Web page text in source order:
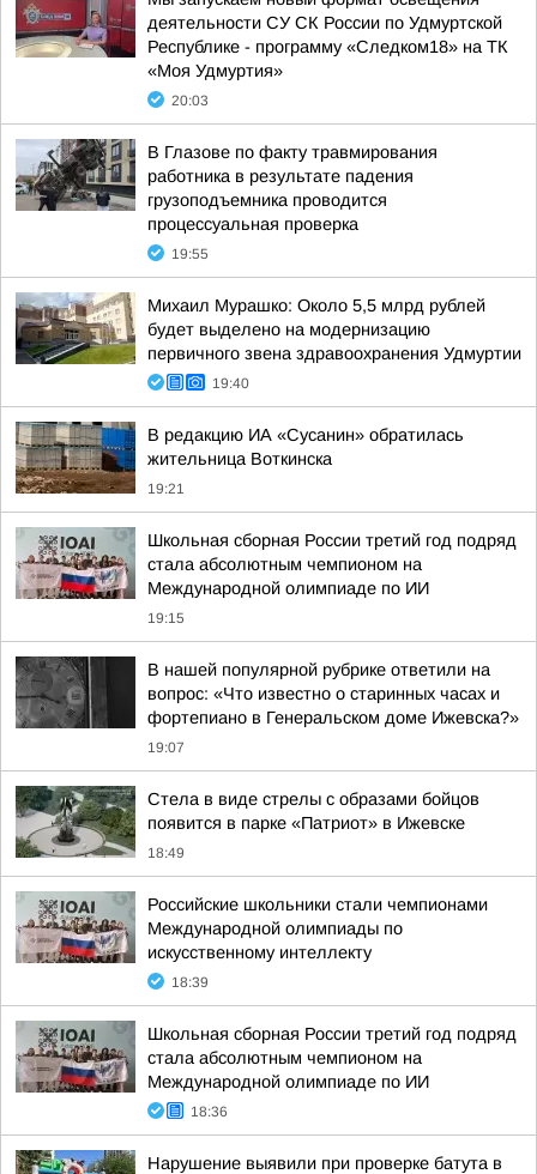
деятельности СУ СК России по Удмуртской
Республике - программу «Следком18» на ТК
«Моя Удмуртия»
20:03
В Глазове по факту травмирования
работника в результате падения
грузоподъемника проводится
процессуальная проверка
19:55
Михаил Мурашко: Около 5,5 млрд рублей
будет выделено на модернизацию
первичного звена здравоохранения Удмуртии
19:40
В редакцию ИА «Сусанин» обратилась
жительница Воткинска
19:21
Школьная сборная России третий год подряд
стала абсолютным чемпионом на
Международной олимпиаде по ИИ
19:15
В нашей популярной рубрике ответили на
вопрос: «Что известно о старинных часах и
фортепиано в Генеральском доме Ижевска?»
19:07
Стела в виде стрелы с образами бойцов
появится в парке «Патриот» в Ижевске
18:49
Российские школьники стали чемпионами
Международной олимпиады по
искусственному интеллекту
18:39
Школьная сборная России третий год подряд
стала абсолютным чемпионом на
Международной олимпиаде по ИИ
18:36
Нарушение выявили при проверке батута в